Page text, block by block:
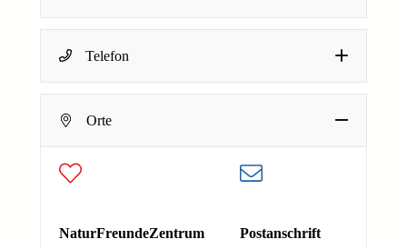
N
a
m
-
E-Mail-Adresse
Telefon
Orte
NaturFreundeZentrum Postanschrift